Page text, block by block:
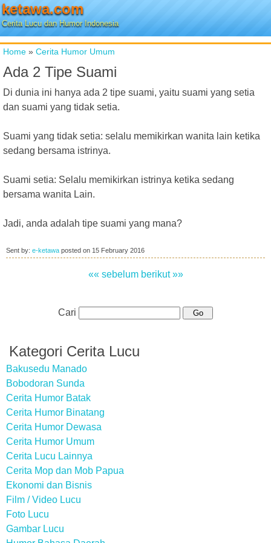
ketawa.com
Cerita Lucu dan Humor Indonesia
Home » Cerita Humor Umum
Ada 2 Tipe Suami
Di dunia ini hanya ada 2 tipe suami, yaitu suami yang setia
dan suami yang tidak setia.
Suami yang tidak setia: selalu memikirkan wanita lain ketika
sedang bersama istrinya.
Suami setia: Selalu memikirkan istrinya ketika sedang
bersama wanita Lain.
Jadi, anda adalah tipe suami yang mana?
Sent by: e-ketawa posted on 15 February 2016
«« sebelum berikut »»
Cari
Kategori Cerita Lucu
Bakusedu Manado
Bobodoran Sunda
Cerita Humor Batak
Cerita Humor Binatang
Cerita Humor Dewasa
Cerita Humor Umum
Cerita Lucu Lainnya
Cerita Mop dan Mob Papua
Ekonomi dan Bisnis
Film / Video Lucu
Foto Lucu
Gambar Lucu